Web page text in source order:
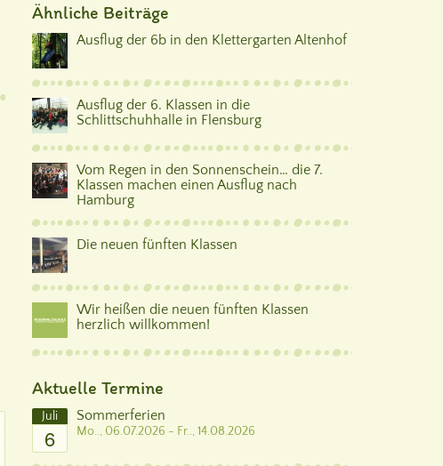
Ähnliche Beiträge
Ausflug der 6b in den Klettergarten Altenhof
Ausflug der 6. Klassen in die
Schlittschuhhalle in Flensburg
Vom Regen in den Sonnenschein… die 7.
Klassen machen einen Ausflug nach
Hamburg
Die neuen fünften Klassen
Wir heißen die neuen fünften Klassen
herzlich willkommen!
Aktuelle Termine
Juli
6
Sommerferien
Mo.., 06.07.2026 - Fr.., 14.08.2026